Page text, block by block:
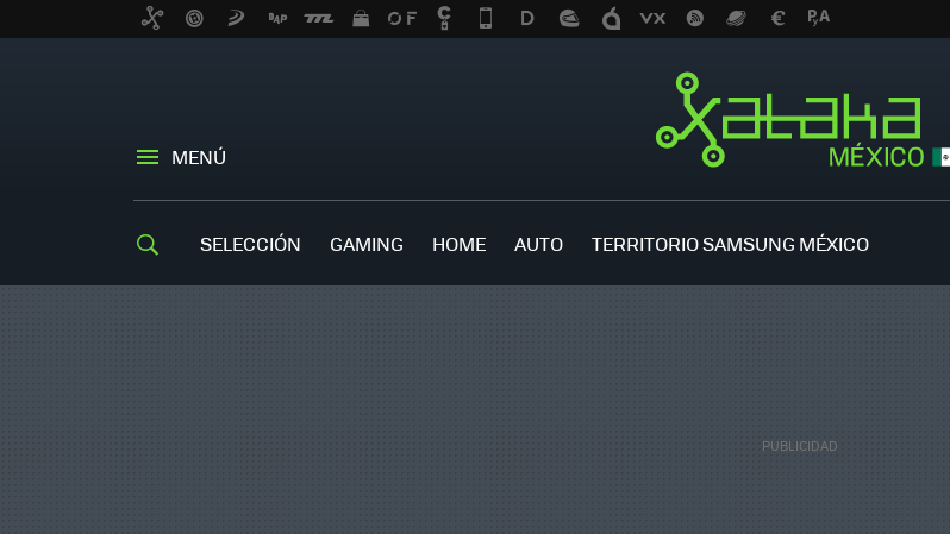
MENÚ
SELECCIÓN GAMING HOME AUTO TERRITORIO SAMSUNG MÉXICO